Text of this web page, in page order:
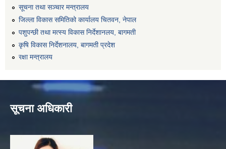
सूचना तथा सञ्चार मन्त्रालय
जिल्ला विकास समितिको कार्यालय चितवन, नेपाल
पशुपन्छी तथा मत्स्य विकास निर्देशानलय, बागमती
कृषि विकास निर्देशनालय, बागमती प्रदेश
रक्षा मन्त्रालय
सूचना अधिकारी